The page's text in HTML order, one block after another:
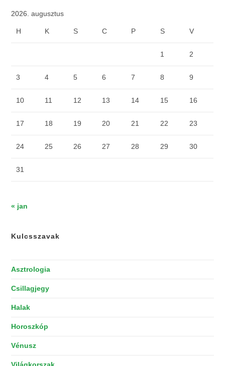
2026. augusztus
H K S C P S V
1 2
3 4 5 6 7 8 9
10 11 12 13 14 15 16
17 18 19 20 21 22 23
24 25 26 27 28 29 30
31
« jan
Kulcsszavak
Asztrologia
Csillagjegy
Halak
Horoszkóp
Vénusz